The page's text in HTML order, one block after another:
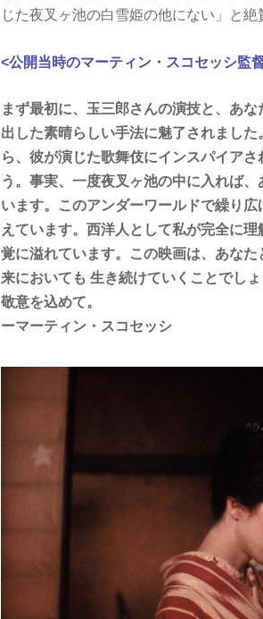
じた夜叉ヶ池の白雪姫の他にない」と絶
<公開当時のマーティン・スコセッシ監
まず最初に、玉三郎さんの演技と、あ
出した素晴らしい手法に魅了されまし
ら、彼が演じた歌舞伎にインスパイア
う。事実、一度夜叉ヶ池の中に入れば
います。このアンダーワールドで繰り
えています。西洋人として私が完全に
覚に溢れています。この映画は、あな
来においても 生き続けていくことでしょ
敬意を込めて。
ーマーティン・スコセッシ